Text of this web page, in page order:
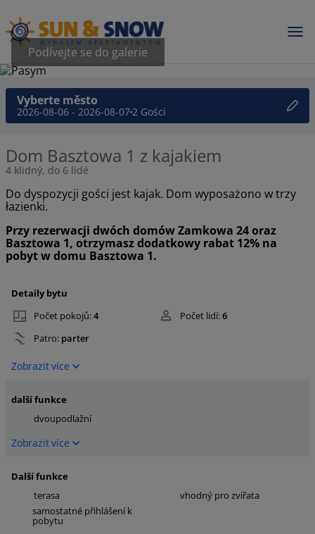
Podívejte se do galerie
Vyberte město
2026-08-06 - 2026-08-072 Gości
Dom Basztowa 1 z kajakiem
4 klidný, do 6 lidé
Do dyspozycji gości jest kajak. Dom wyposażono w trzy
łazienki.
Przy rezerwacji dwóch domów Zamkowa 24 oraz
Basztowa 1, otrzymasz dodatkowy rabat 12% na
pobyt w domu Basztowa 1.
Detaily bytu
Počet pokojů:4 Počet lidí:6
Patro: parter
Zobrazit více
další funkce
dvoupodlažní
Zobrazit více
Další funkce
terasa
vhodný pro zvířata
samostatné přihlášení k
pobytu